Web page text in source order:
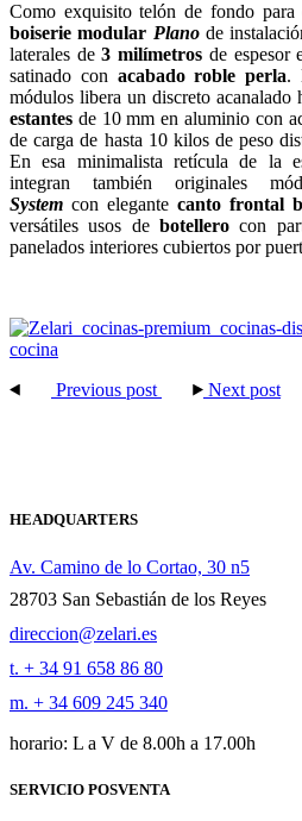
Como exquisito telón de fondo
boiserie modular Planode
laterales de3 milímetros de espesor
satinado con acabado roble perla.
módulos libera un discreto acanalado
estantes de 10 mm en aluminio con
de carga de hasta 10 kilos de peso
En esa minimalista retícula de la
integran también originales
System con elegante canto frontal
versátiles usos de botellero con
panelados interiores cubiertos por
Previous post Next post
HEADQUARTERS
Av. Camino de lo Cortao, 30 n5
28703 San Sebastián de los Reyes
direccion@zelari.es
t. + 34 91 658 86 80
m. + 34 609 245 340
horario: L a V de 8.00h a 17.00h
SERVICIO POSVENTA